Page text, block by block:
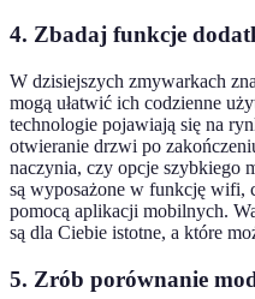
4. Zbadaj funkcje
W dzisiejszych zmywarkach
mogą ułatwić ich codzienne
technologie pojawiają się na
otwieranie drzwi po
naczynia, czy opcje szybkiego
są wyposażone w funkcję wifi,
pomocą aplikacji mobilnych.
są dla Ciebie istotne, a które
5. Zrób porównanie